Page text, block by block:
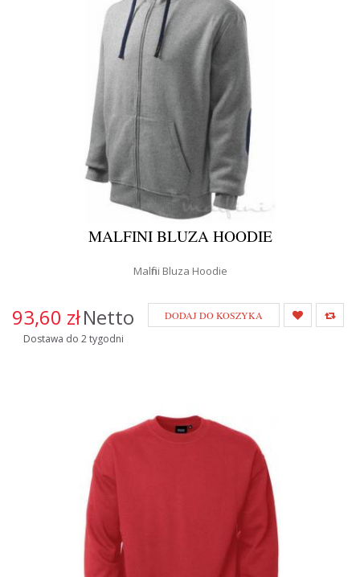
MALFINI BLUZA HOODIE
Malfini Bluza Hoodie
93,60 złNetto
Dostawa do 2 tygodni
DODAJ DO KOSZYKA